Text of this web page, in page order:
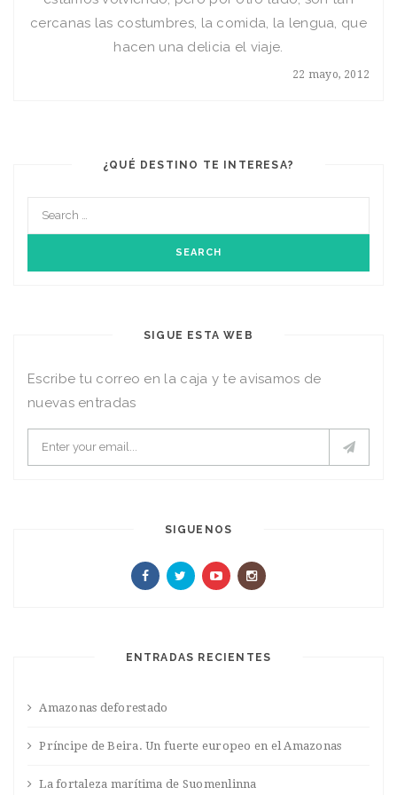
22 mayo, 2012
cercanas las costumbres, la comida, la lengua, que
hacen una delicia el viaje.
¿QUÉ DESTINO TE INTERESA?
SIGUE ESTA WEB
Escribe tu correo en la caja y te avisamos de
nuevas entradas
SIGUENOS
ENTRADAS RECIENTES
Amazonas deforestado
Príncipe de Beira. Un fuerte europeo en el Amazonas
La fortaleza marítima de Suomenlinna